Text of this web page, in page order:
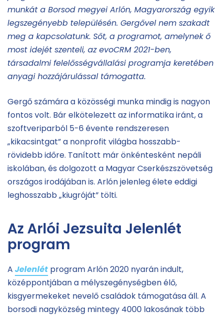
munkát a Borsod megyei Arlón, Magyarország egyik
legszegényebb településén. Gergővel nem szakadt
meg a kapcsolatunk. Sőt, a programot, amelynek ő
most idejét szenteli, az evoCRM 2021-ben,
társadalmi felelősségvállalási programja keretében
anyagi hozzájárulással támogatta.
Gergő számára a közösségi munka mindig is nagyon
fontos volt. Bár elkötelezett az informatika iránt, a
szoftveriparból 5-6 évente rendszeresen
„kikacsintgat” a nonprofit világba hosszabb-
rövidebb időre. Tanított már önkéntesként nepáli
iskolában, és dolgozott a Magyar Cserkészszövetség
országos irodájában is. Arlón jelenleg élete eddigi
leghosszabb „kiugróját” tölti.
Az Arlói Jezsuita Jelenlét
program
A Jelenlét program Arlón 2020 nyarán indult,
középpontjában a mélyszegénységben élő,
kisgyermekeket nevelő családok támogatása áll. A
borsodi nagyközség mintegy 4000 lakosának több